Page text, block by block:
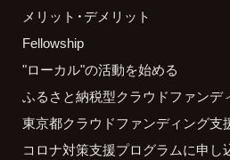
メリット・デメリット
Fellowship
"ローカル"の活動を始める
ふるさと納税型クラウドファンデ
東京都クラウドファンディング支
コロナ対策支援プログラムに申し